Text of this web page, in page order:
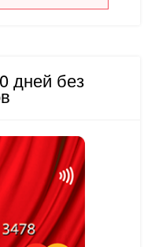
дней без